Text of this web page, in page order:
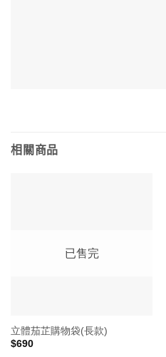
相關商品
已售完
立體茄芷購物袋(長款)
$690